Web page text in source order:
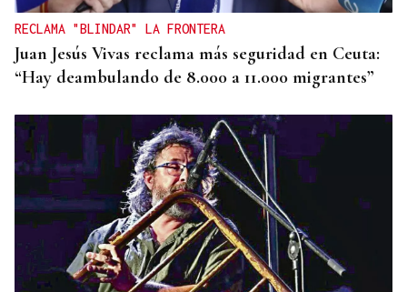
RECLAMA "BLINDAR" LA FRONTERA
Juan Jesús Vivas reclama más seguridad en Ceuta:
“Hay deambulando de 8.000 a 11.000 migrantes”